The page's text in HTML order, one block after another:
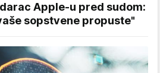
Apple-u pred sudom:
sopstvene propuste"